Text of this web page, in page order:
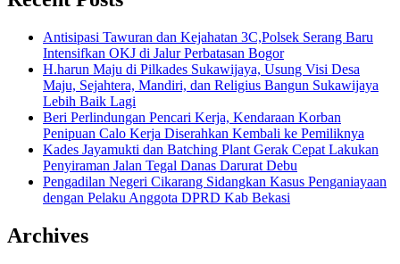
Antisipasi Tawuran dan Kejahatan 3C,Polsek Serang Baru
Intensifkan OKJ di Jalur Perbatasan Bogor
H.harun Maju di Pilkades Sukawijaya, Usung Visi Desa
Maju, Sejahtera, Mandiri, dan Religius Bangun Sukawijaya
Lebih Baik Lagi
Beri Perlindungan Pencari Kerja, Kendaraan Korban
Penipuan Calo Kerja Diserahkan Kembali ke Pemiliknya
Kades Jayamukti dan Batching Plant Gerak Cepat Lakukan
Penyiraman Jalan Tegal Danas Darurat Debu
Pengadilan Negeri Cikarang Sidangkan Kasus Penganiayaan
dengan Pelaku Anggota DPRD Kab Bekasi
Archives